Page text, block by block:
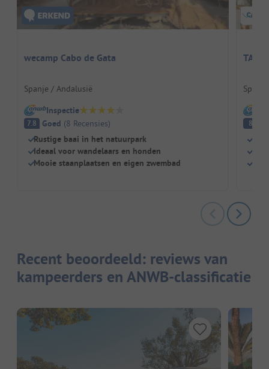
wecamp Cabo de Gata
Spanje / Andalusië
Inspectie
7.8 Goed (8 Recensies)
Rustige baai in het natuurpark
Ideaal voor wandelaars en honden
Mooie staanplaatsen en eigen zwembad
8
Recent beoordeeld: reviews van
kampeerders en ANWB-classificatie